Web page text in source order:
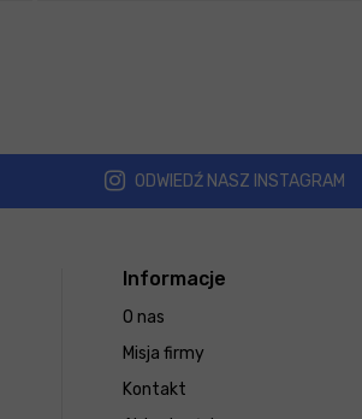
ODWIEDŹ NASZ INSTAGRAM
Informacje
O nas
Misja firmy
Kontakt